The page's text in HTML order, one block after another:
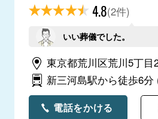
4.8(2件)
いい葬儀でした。
東京都荒川区荒川5丁目
新三河島駅から徒歩6分
電話をかける